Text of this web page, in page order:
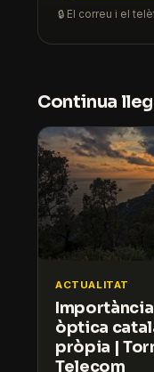
🔒 El correu i el
Continua
ACTUALITAT
òptica
pròpia |
Telecom